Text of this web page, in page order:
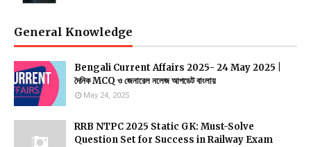
General Knowledge
Bengali Current Affairs 2025- 24 May 2025 |
দৈনিক MCQ ও জেনারেল নলেজ আপডেট বাংলায়
May 24, 2025
RRB NTPC 2025 Static GK: Must-Solve
Question Set for Success in Railway Exam